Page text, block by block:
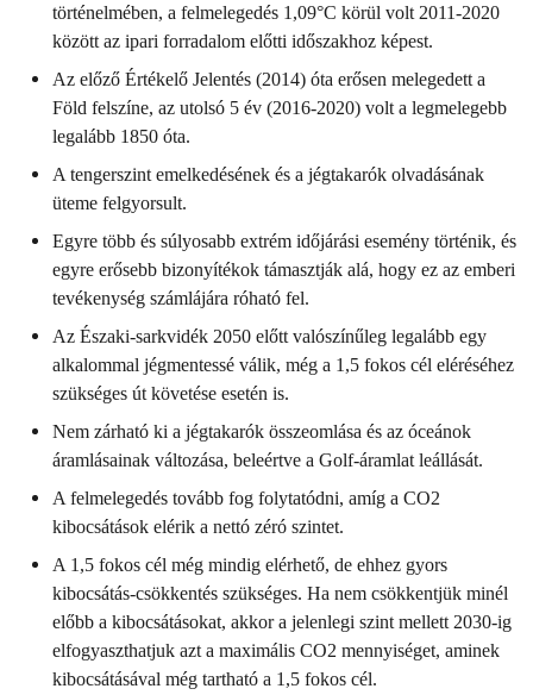
történelmében, a felmelegedés 1,09°C körül volt 2011-2020
között az ipari forradalom előtti időszakhoz képest.
Az előző Értékelő Jelentés (2014) óta erősen melegedett a
Föld felszíne, az utolsó 5 év (2016-2020) volt a legmelegebb
legalább 1850 óta.
A tengerszint emelkedésének és a jégtakarók olvadásának
üteme felgyorsult.
Egyre több és súlyosabb extrém időjárási esemény történik, és
egyre erősebb bizonyítékok támasztják alá, hogy ez az emberi
tevékenység számlájára róható fel.
Az Északi-sarkvidék 2050 előtt valószínűleg legalább egy
alkalommal jégmentessé válik, még a 1,5 fokos cél eléréséhez
szükséges út követése esetén is.
Nem zárható ki a jégtakarók összeomlása és az óceánok
áramlásainak változása, beleértve a Golf-áramlat leállását.
A felmelegedés tovább fog folytatódni, amíg a CO2
kibocsátások elérik a nettó zéró szintet.
A 1,5 fokos cél még mindig elérhető, de ehhez gyors
kibocsátás-csökkentés szükséges. Ha nem csökkentjük minél
előbb a kibocsátásokat, akkor a jelenlegi szint mellett 2030-ig
elfogyaszthatjuk azt a maximális CO2 mennyiséget, aminek
kibocsátásával még tartható a 1,5 fokos cél.